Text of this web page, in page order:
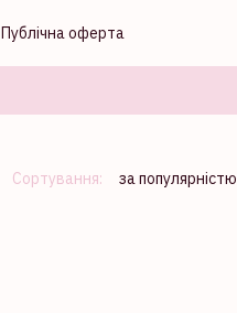
Публічна оферта
Сортування: за популярністю